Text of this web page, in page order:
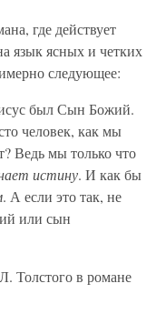
где действует
язык ясных и четких
следующее:
был Сын Божий.
человек, как мы
Ведь мы только что
истину. И как бы
. А если это так, не
или сын
Толстого в романе